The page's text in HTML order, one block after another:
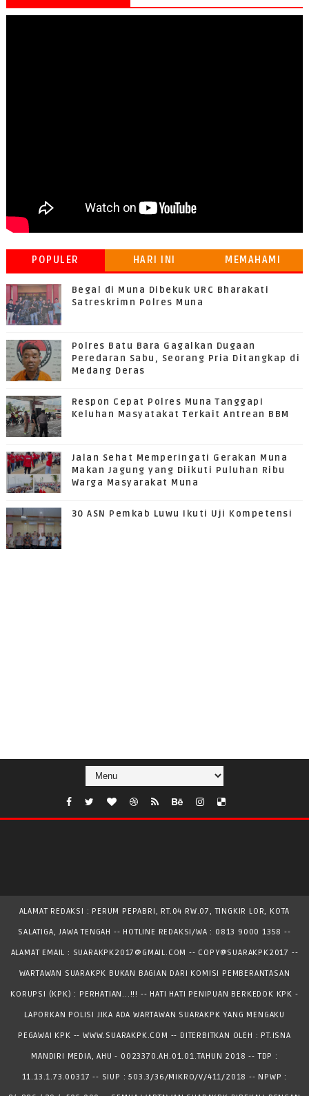
POPULER HARI INI
MEMAHAMI
Begal di Muna Dibekuk URC Bharakati
Satreskrimn Polres Muna
Polres Batu Bara Gagalkan Dugaan
Peredaran Sabu, Seorang Pria Ditangkap di
Medang Deras
Respon Cepat Polres Muna Tanggapi
Keluhan Masyatakat Terkait Antrean BBM
Jalan Sehat Memperingati Gerakan Muna
Makan Jagung yang Diikuti Puluhan Ribu
Warga Masyarakat Muna
30 ASN Pemkab Luwu Ikuti Uji Kompetensi
ALAMAT REDAKSI : PERUM PEPABRI, RT.04 RW.07, TINGKIR LOR, KOTA
SALATIGA, JAWA TENGAH -- HOTLINE REDAKSI/WA : 0813 9000 1358 --
ALAMAT EMAIL : SUARAKPK2017@GMAIL.COM -- COPY@SUARAKPK2017 --
WARTAWAN SUARAKPK BUKAN BAGIAN DARI KOMISI PEMBERANTASAN
KORUPSI (KPK) : PERHATIAN...!!! -- HATI HATI PENIPUAN BERKEDOK KPK -
LAPORKAN POLISI JIKA ADA WARTAWAN SUARAKPK YANG MENGAKU
PEGAWAI KPK --WWW.SUARAKPK.COM -- DITERBITKAN OLEH : PT.ISNA
MANDIRI MEDIA, AHU - 0023370.AH.01.01.TAHUN 2018 -- TDP :
11.13.1.73.00317 -- SIUP : 503.3/36/MIKRO/V/411/2018 -- NPWP :